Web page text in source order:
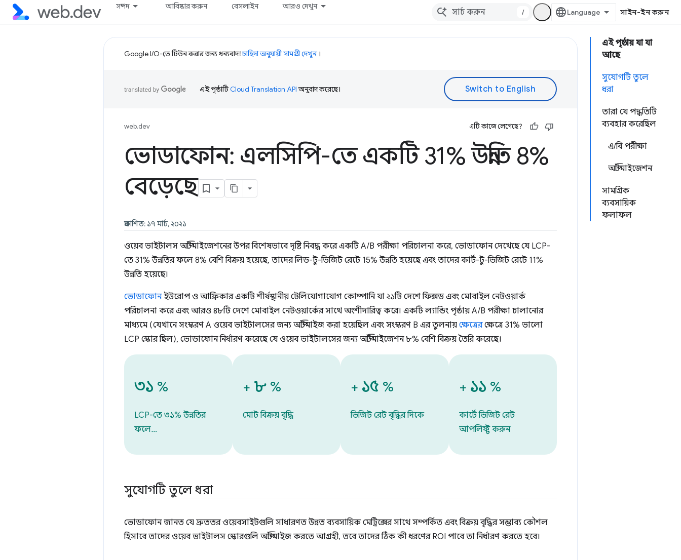
সম্পদ আবিষ্কার করুন বেসলাইন আরও দেখুন
/ সাইন-ইন করুন
এই পৃষ্ঠায় যা যা
আছে
সুযোগটি তুলে
ধরা
তারা যে পদ্ধতিটি
ব্যবহার করেছিল
এ/বি পরীক্ষা
অপ্টিমাইজেশন
সামগ্রিক
ব্যবসায়িক
ফলাফল
Google I/O-তে টিউন করার জন্য ধন্যবাদ!চাহিদা অনুযায়ী সামগ্রী দেখুন।
এই পৃষ্ঠাটিCloud Translation APIঅনুবাদ করেছে।
web.dev এটি কাজে লেগেছে?
ভোডাফোন: এলসিপি-তে একটি 31% উন্নতি 8%
বেড়েছে
প্রকাশিত: ১৭ মার্চ, ২০২১
ওয়েব ভাইটালস অপ্টিমাইজেশনের উপর বিশেষভাবে দৃষ্টি নিবদ্ধ করে একটি A/B পরীক্ষা পরিচালনা করে, ভোডাফোন দেখেছে যে LCP-
তে 31% উন্নতির ফলে 8% বেশি বিক্রয় হয়েছে, তাদের লিড-টু-ভিজিট রেটে 15% উন্নতি হয়েছে এবং তাদের কার্ট-টু-ভিজিট রেটে 11%
উন্নতি হয়েছে।
ভোডাফোনইউরোপ ও আফ্রিকার একটি শীর্ষস্থানীয় টেলিযোগাযোগ কোম্পানি যা ২১টি দেশে ফিক্সড এবং মোবাইল নেটওয়ার্ক
পরিচালনা করে এবং আরও ৪৮টি দেশে মোবাইল নেটওয়ার্কের সাথে অংশীদারিত্ব করে। একটি ল্যান্ডিং পৃষ্ঠায় A/B পরীক্ষা চালানোর
মাধ্যমে (যেখানে সংস্করণ A ওয়েব ভাইটালসের জন্য অপ্টিমাইজ করা হয়েছিল এবং সংস্করণ B এর তুলনায় ক্ষেত্রেরক্ষেত্রে 31% ভালো
LCP স্কোর ছিল), ভোডাফোন নির্ধারণ করেছে যে ওয়েব ভাইটালসের জন্য অপ্টিমাইজেশন ৮% বেশি বিক্রয় তৈরি করেছে।
৩১ %
LCP-তে ৩১% উন্নতির
ফলে…
+ ৮ %
মোট বিক্রয় বৃদ্ধি
+ ১৫ %
ভিজিট রেট বৃদ্ধির দিকে
+ ১১ %
কার্টে ভিজিট রেট
আপলিফ্ট করুন
সুযোগটি তুলে ধরা
ভোডাফোন জানত যে দ্রুততর ওয়েবসাইটগুলি সাধারণত উন্নত ব্যবসায়িক মেট্রিক্সের সাথে সম্পর্কিত এবং বিক্রয় বৃদ্ধির সম্ভাব্য কৌশল
হিসাবে তাদের ওয়েব ভাইটালস স্কোরগুলি অপ্টিমাইজ করতে আগ্রহী, তবে তাদের ঠিক কী ধরণের ROI পাবে তা নির্ধারণ করতে হবে।